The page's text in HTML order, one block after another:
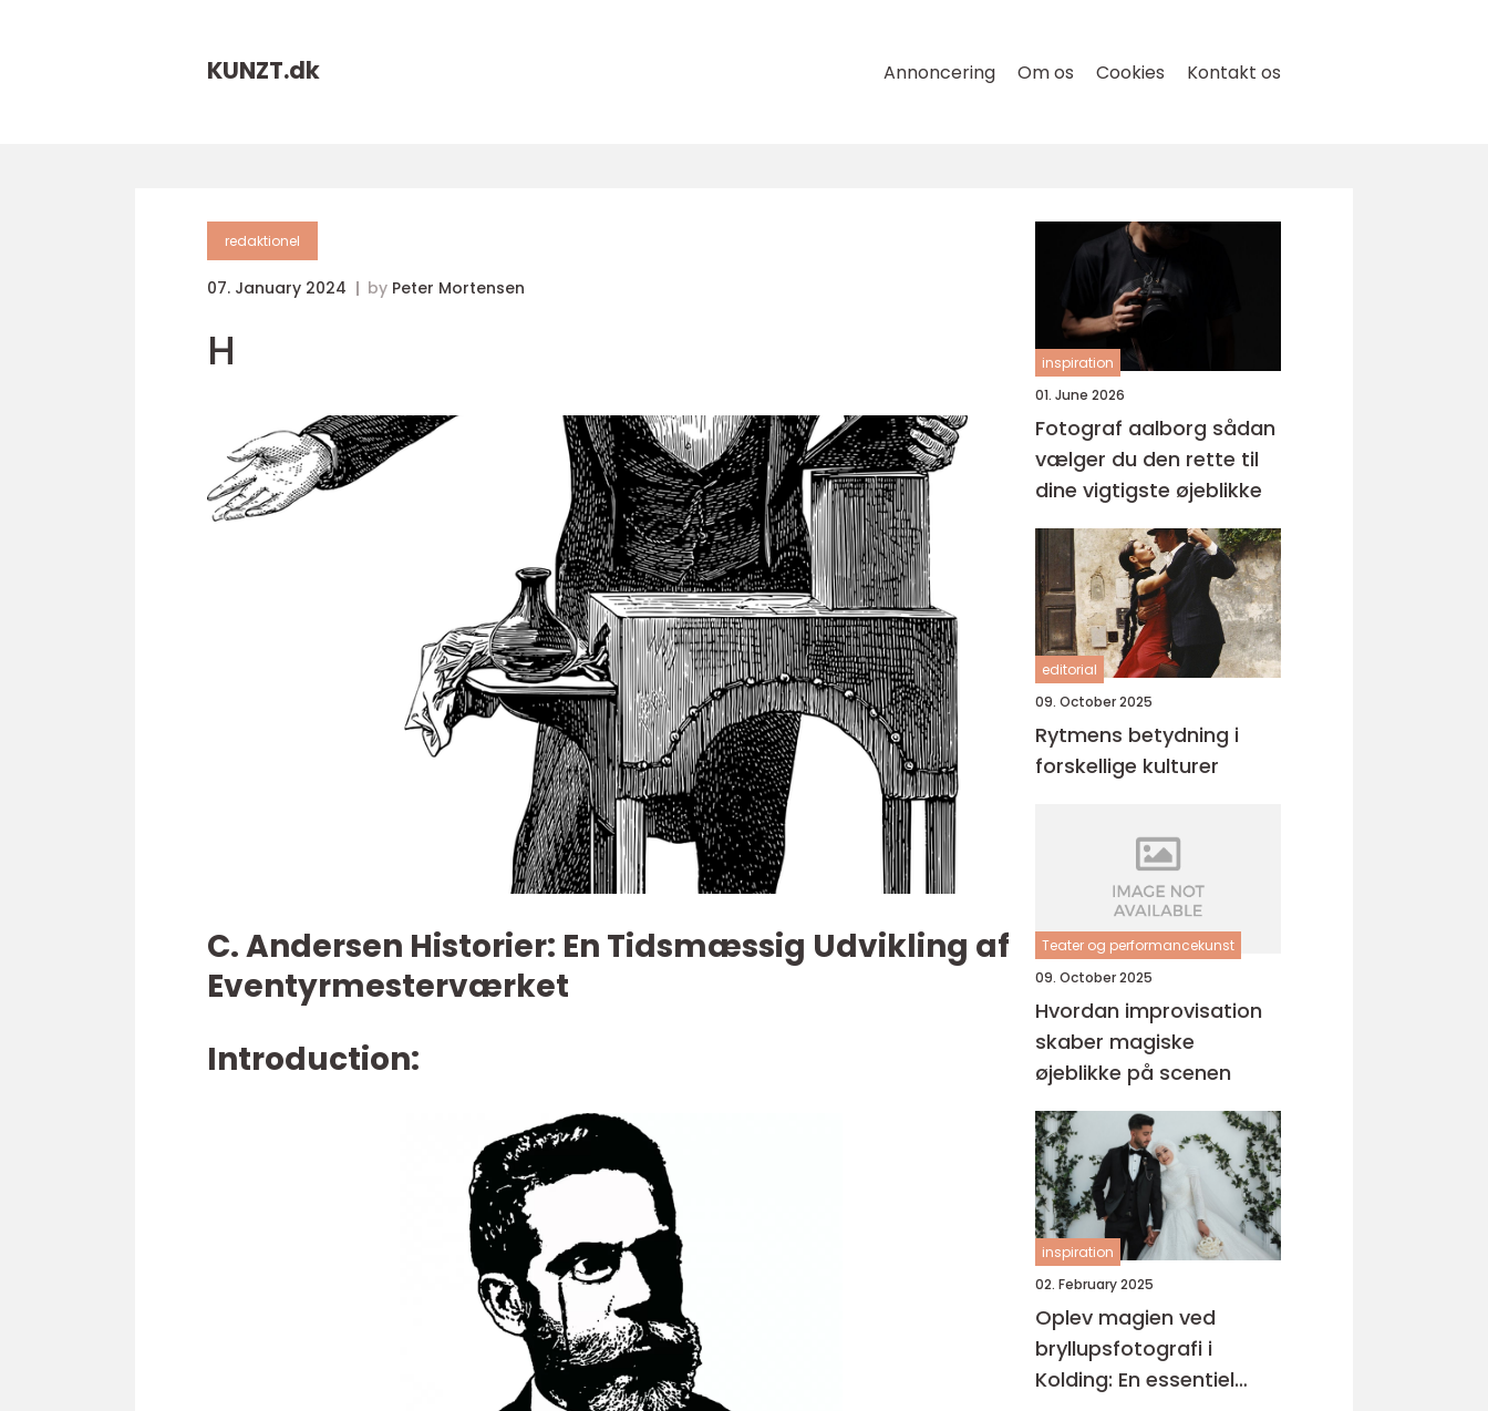
KUNZT.dk Annoncering Om os Cookies Kontakt os
redaktionel
07. January 2024 by Peter Mortensen
H
C. Andersen Historier: En Tidsmæssig Udvikling af
Eventyrmesterværket
Introduction:
inspiration
01. June 2026
Fotograf aalborg sådan
vælger du den rette til
dine vigtigste øjeblikke
editorial
09. October 2025
Rytmens betydning i
forskellige kulturer
Teater og performancekunst
09. October 2025
Hvordan improvisation
skaber magiske
øjeblikke på scenen
inspiration
02. February 2025
Oplev magien ved
bryllupsfotografi i
Kolding: En essentiel